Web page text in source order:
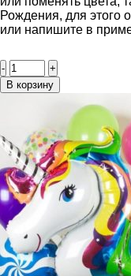
Рождения, для этого
или напишите в
товара
Букет
В корзину